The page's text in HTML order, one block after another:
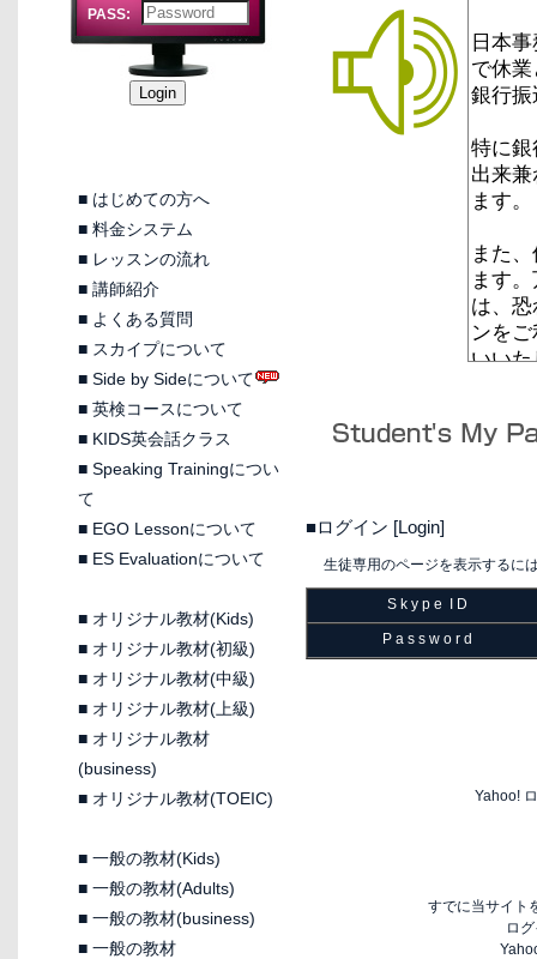
PASS:
■ はじめての方へ
■ 料金システム
■ レッスンの流れ
■ 講師紹介
■ よくある質問
■ スカイプについて
■ Side by Sideについて
■ 英検コースについて
■ KIDS英会話クラス
■ Speaking Trainingについ
て
■ EGO Lessonについて
■ ES Evaluationについて
■ オリジナル教材(Kids)
■ オリジナル教材(初級)
■ オリジナル教材(中級)
■ オリジナル教材(上級)
■ オリジナル教材
(business)
■ オリジナル教材(TOEIC)
■ 一般の教材(Kids)
■ 一般の教材(Adults)
■ 一般の教材(business)
■ 一般の教材
■ログイン [Login]
生徒専用のページを表示するに
S k y p e I D
P a s s w o r d
Yahoo!
すでに当サイト
ロ